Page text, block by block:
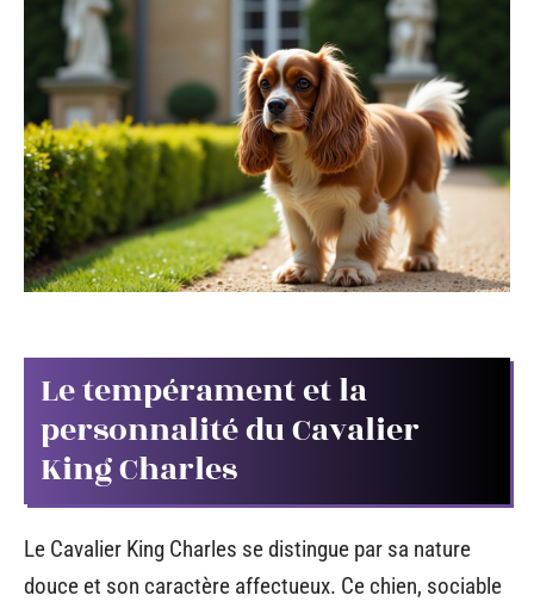
Le tempérament et la
personnalité du Cavalier
King Charles
Le Cavalier King Charles se distingue par sa nature
douce et son caractère affectueux. Ce chien, sociable